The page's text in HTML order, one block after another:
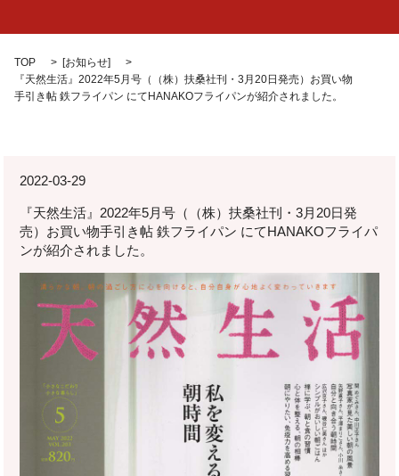
TOP [お知らせ]
『天然生活』2022年5月号（（株）扶桑社刊・3月20日発売）お買い物
手引き帖 鉄フライパン にてHANAKOフライパンが紹介されました。
2022-03-29
『天然生活』2022年5月号（（株）扶桑社刊・3月20日発
売）お買い物手引き帖 鉄フライパン にてHANAKOフライパ
ンが紹介されました。